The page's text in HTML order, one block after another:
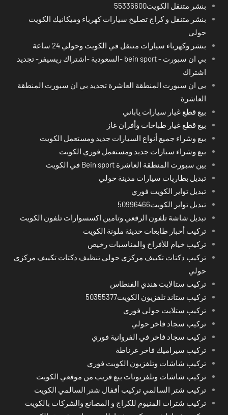
بنشر متنقل الكويت55336600
بنشر متنقل و كراج تصليح سيارات كهرباء وميكانيك الكويت
حولي
بنشر وكهرباء سيارات متنقل في الكويت وحولي 24 ساعة
بي ان سبورت - bein sport -السعودية -اشتراك ريسيفر- تجديد
اشتراك
بي ان سبورت المنطقة العاشرة تجديد بي ان سبورت المنطقة
العاشرة
بيع قطع غيار سيارات ياباني
بيع قطع غيار طباخات وأفران غاز
بيع وشراء جميع أنواع السيارات جديد ومستعمل الكويت
بيع وشراء سيارات جديد ومستعمل فوري الكويت
بين سبورت المنطقة العاشرة Bein sport في الكويت
تبديل بطاريات سيارات مدينة حولي
تبديل تواير الكويت فوري
تبديل تواير الكويت50996466
تبديل شاشة تلفون الرقعي وتامين اكسسوارات تلفون الكويت
تركيب أحبار طابعات حديثة ملونة الكويت
تركيب خيام للأفراح والمناسبات رخيص
تركيب دكتات تكييف مركزي حولي تنظيف دكتات تكييف مركزي
حولي
تركيب ستالايت هندي الفنطاس
تركيب ستاند تلفزيون الكويت50355377
تركيب ستلايت حولي فوري
تركيب سجاد فاخر حولي
تركيب سجاد فاخر في الفروانية فوري
تركيب سيراميك فاخر غرناطة
تركيب شاشات وتلفزيون الكويت فوري
تركيب شاشات وتلفزيونات بيع قريب من موقعي الكويت
تركيب شتر السالمي تركيب أقفال شتر السالمي الكويت
تركيب شترات المنيوم للكراج و المصانع والشركات بالكويت